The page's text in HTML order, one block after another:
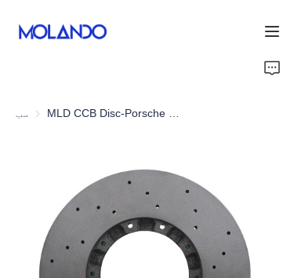
سب MLD CCB Disc-Porsche Panamera 971 Turbo 16+
بلاگ اور خبریں